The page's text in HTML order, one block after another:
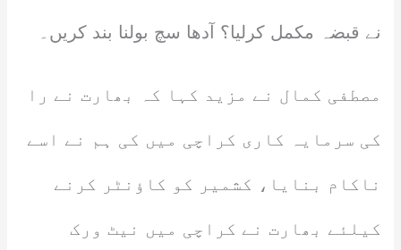
نے قبضہ مکمل کرلیا؟ آدھا سچ بولنا بند کریں۔
مصطفی کمال نے مزید کہا کہ بھارت نے را
کی سرمایہ کاری کراچی میں کی ہم نے اسے
ناکام بنایا، کشمیر کو کاؤنٹر کرنے
کیلئے بھارت نے کراچی میں نیٹ ورک